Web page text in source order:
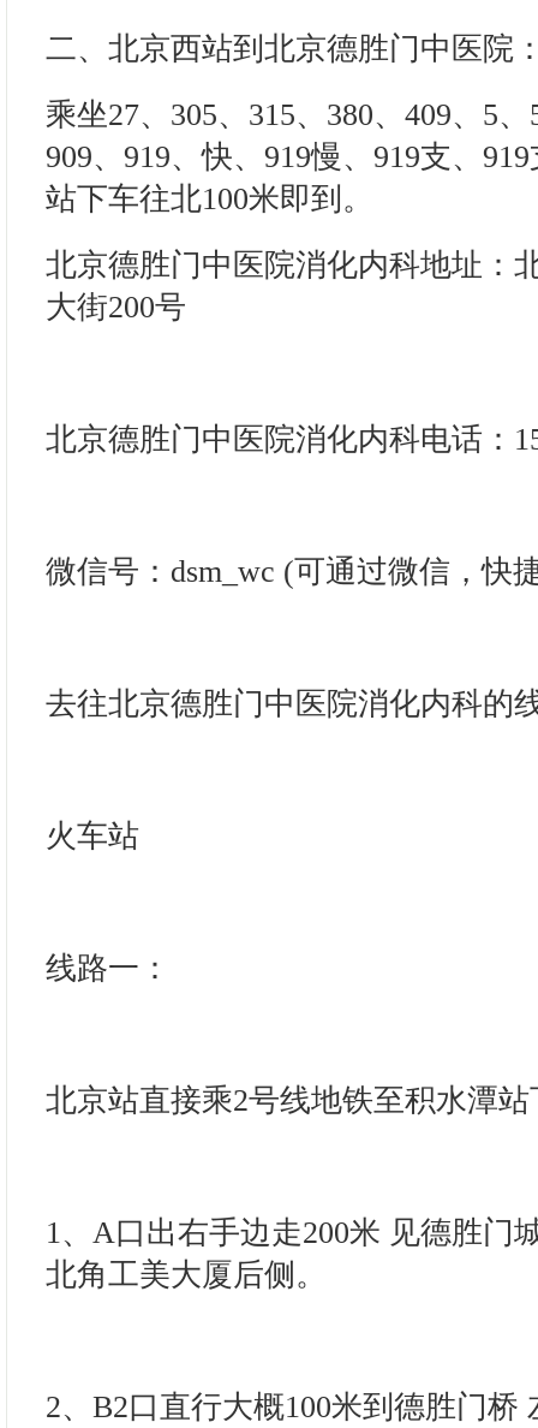
二、北京西站到北京德胜门中医院
乘坐27、305、315、380、409、5
909、919、快、919慢、919支、
站下车往北100米即到。
北京德胜门中医院消化内科地址：
大街200号
北京德胜门中医院消化内科电话：
微信号：dsm_wc (可通过微信，快
去往北京德胜门中医院消化内科的
火车站
线路一：
北京站直接乘2号线地铁至积水潭站
1、A口出右手边走200米 见德胜门
北角工美大厦后侧。
2、B2口直行大概100米到德胜门桥